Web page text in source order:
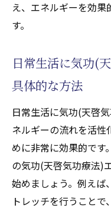
の役割
日常のエネ
功療法)の利点
気功(天啓気
気功(天啓気功療
を感じブロック
エネルギー
気功療法)の
気功(天啓気
え、エネルギーを効
す。
日常生活に気功(
具体的な方法
日常生活に気功(天啓
ネルギーの流れを活性
めに非常に効果的です
の気功(天啓気功療法)
始めましょう。例えば
トレッチを行うこと